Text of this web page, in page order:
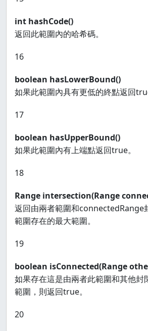
int hashCode()
返回此範圍內的哈希碼。
16
boolean hasLowerBound()
如果此範圍內具有更低的終點返回
17
boolean hasUpperBound()
如果此範圍內有上端點返回true。
18
Range intersection(Range
返回由兩者範圍和connectedRange
範圍存在的最大範圍。
19
boolean isConnected(Range
如果存在這是由兩者此範圍和其他封
範圍，則返回true。
20